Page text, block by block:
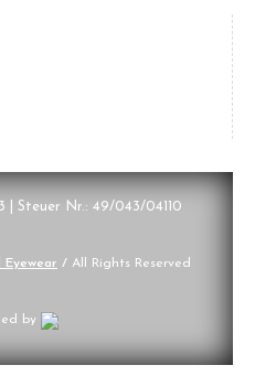
| Steuer Nr.: 49/043/04110
Eyewear / All Rights Reserved
by